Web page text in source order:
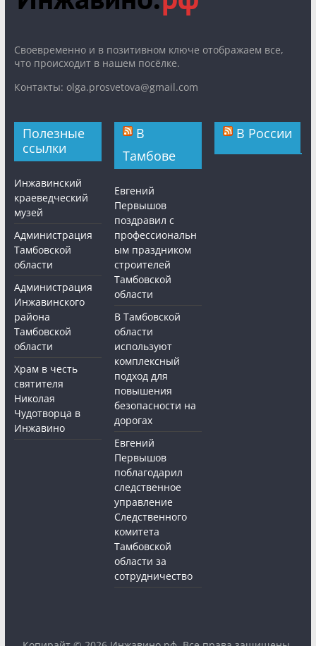
Cвоевременно и в позитивном ключе отображаем все,
что происходит в нашем посёлке.
Контакты: olga.prosvetova@gmail.com
Полезные
ссылки
Инжавинский
краеведческий
музей
Администрация
Тамбовской
области
Администрация
Инжавинского
района
Тамбовской
области
Храм в честь
святителя
Николая
Чудотворца в
Инжавино
В
Тамбове
Евгений
Первышов
поздравил с
профессиональн
ым праздником
строителей
Тамбовской
области
В Тамбовской
области
используют
комплексный
подход для
повышения
безопасности на
дорогах
Евгений
Первышов
поблагодарил
следственное
управление
Следственного
комитета
Тамбовской
области за
сотрудничество
В России